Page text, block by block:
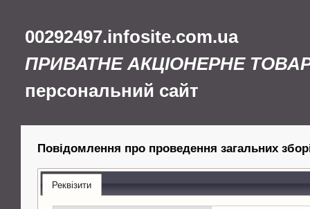
00292497.infosite.com.ua
ПРИВАТНЕ АКЦІОНЕРНЕ
персональний сайт
Повідомлення про проведення загальних
Реквізити